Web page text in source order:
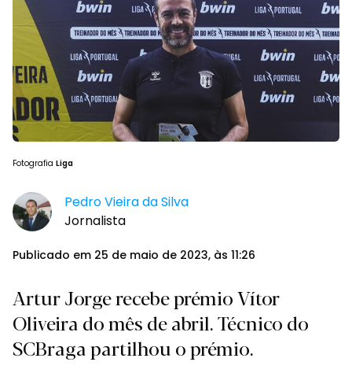
Fotografia Liga
Pedro Vieira da Silva
Jornalista
Publicado em 25 de maio de 2023, às 11:26
Artur Jorge recebe prémio Vítor
Oliveira do mês de abril. Técnico do
SCBraga partilhou o prémio.